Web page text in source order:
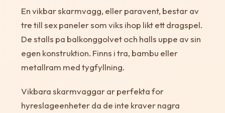
En vikbar skarmvagg, eller paravent, bestar av
tre till sex paneler som viks ihop likt ett dragspel.
De stalls pa balkonggolvet och halls uppe av sin
egen konstruktion. Finns i tra, bambu eller
metallram med tygfyllning.
Vikbara skarmvaggar ar perfekta for
hyreslageenheter da de inte kraver nagra